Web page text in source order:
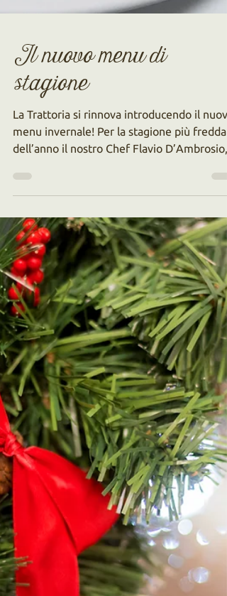
Il nuovo menu di
stagione
La Trattoria si rinnova introducendo il nuovo
dell’anno il nostro Chef Flavio D’Ambrosio,
ha...